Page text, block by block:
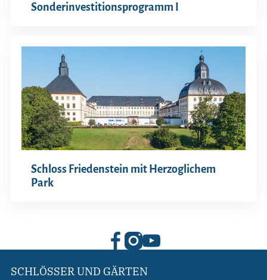
Sonderinvestitionsprogramm I
Schloss Friedenstein mit Herzoglichem
Park
SCHLÖSSER UND GÄRTEN